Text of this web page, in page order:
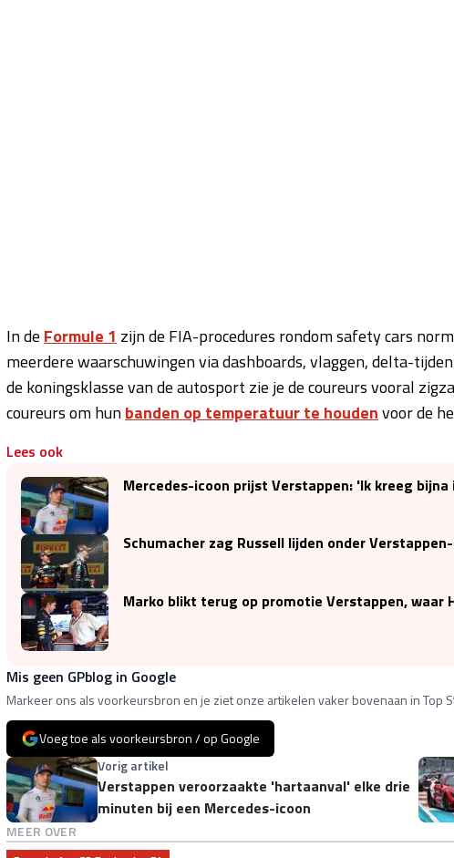
In de Formule 1 zijn de FIA-procedures rondom safety cars
meerdere waarschuwingen via dashboards, vlaggen, delta-
de koningsklasse van de autosport zie je de coureurs vooral
coureurs om hunbanden op temperatuur te houdenvoor de
Lees ook
Mercedes-icoon prijst Verstappen: 'Ik kreeg
Schumacher zag Russell lijden onder
Marko blikt terug op promotie Verstappen, waar
Mis geen GPblog in Google
Markeer ons als voorkeursbron en je ziet onze artikelen vaker bovenaan in Top
Voeg toe als voorkeursbron / op Google
Vorig artikel
Verstappen veroorzaakte 'hartaanval' elke drie
minuten bij een Mercedes-icoon
MEER OVER